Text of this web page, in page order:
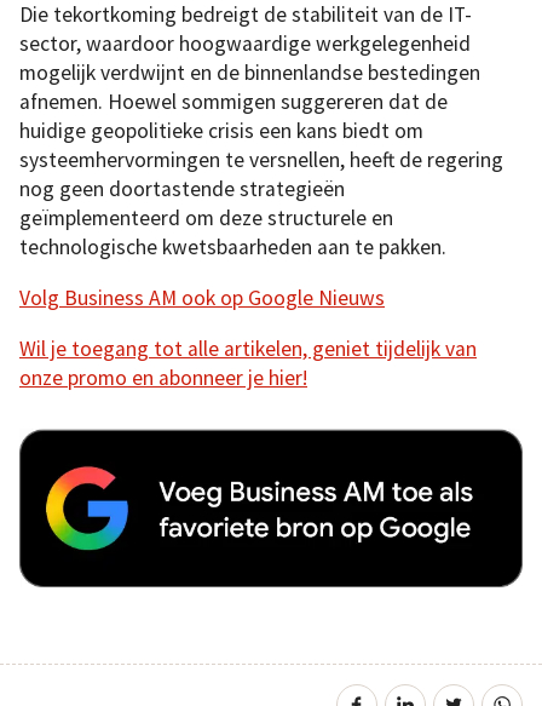
Die tekortkoming bedreigt de stabiliteit van de IT-
sector, waardoor hoogwaardige werkgelegenheid
mogelijk verdwijnt en de binnenlandse bestedingen
afnemen. Hoewel sommigen suggereren dat de
huidige geopolitieke crisis een kans biedt om
systeemhervormingen te versnellen, heeft de regering
nog geen doortastende strategieën
geïmplementeerd om deze structurele en
technologische kwetsbaarheden aan te pakken.
Volg Business AM ook op Google Nieuws
Wil je toegang tot alle artikelen, geniet tijdelijk van
onze promo en abonneer je hier!